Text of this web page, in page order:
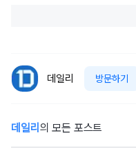
데일리 방문하기
데일리 의 모든 포스트